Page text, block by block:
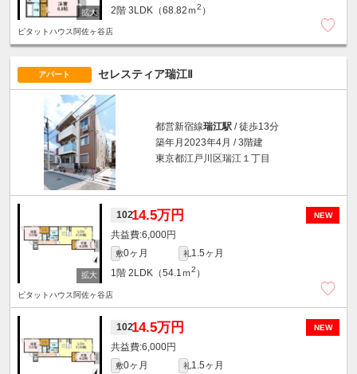
2階 3LDK（68.82ｍ2 ）
ピタットハウス阿佐ヶ谷店
アパート セレスティア瑞江Ⅱ
都営新宿線瑞江駅 / 徒歩13分
築年月2023年4月 / 3階建
東京都江戸川区瑞江１丁目
NEW
10214.5万円
6,000円
敷0ヶ月 礼1.5ヶ月
1階 2LDK（54.1ｍ2 ）
ピタットハウス阿佐ヶ谷店
NEW
10214.5万円
6,000円
敷0ヶ月 礼1.5ヶ月